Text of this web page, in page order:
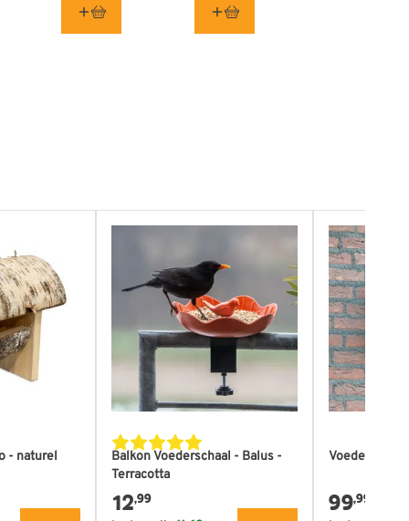
- naturel
Balkon Voederschaal - Balus -
Terracotta
12,99
Voederhuis
99,99